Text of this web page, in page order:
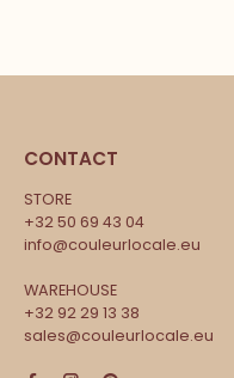
CONTACT
STORE
+32 50 69 43 04
info@couleurlocale.eu
WAREHOUSE
+32 92 29 13 38
sales@couleurlocale.eu